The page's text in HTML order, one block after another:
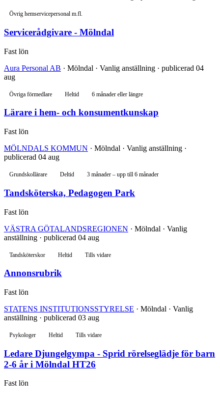
Övrig hemservicepersonal m.fl.
Servicerådgivare - Mölndal
Fast lön
Aura Personal AB · Mölndal · Vanlig anställning · publicerad 04
aug
Övriga förmedlare Heltid 6 månader eller längre
Lärare i hem- och konsumentkunskap
Fast lön
MÖLNDALS KOMMUN · Mölndal · Vanlig anställning ·
publicerad 04 aug
Grundskollärare Deltid 3 månader – upp till 6 månader
Tandsköterska, Pedagogen Park
Fast lön
VÄSTRA GÖTALANDSREGIONEN · Mölndal · Vanlig
anställning · publicerad 04 aug
Tandsköterskor Heltid Tills vidare
Annonsrubrik
Fast lön
STATENS INSTITUTIONSSTYRELSE · Mölndal · Vanlig
anställning · publicerad 03 aug
Psykologer Heltid Tills vidare
Ledare Djungelgympa - Sprid rörelseglädje för barn
2-6 år i Mölndal HT26
Fast lön